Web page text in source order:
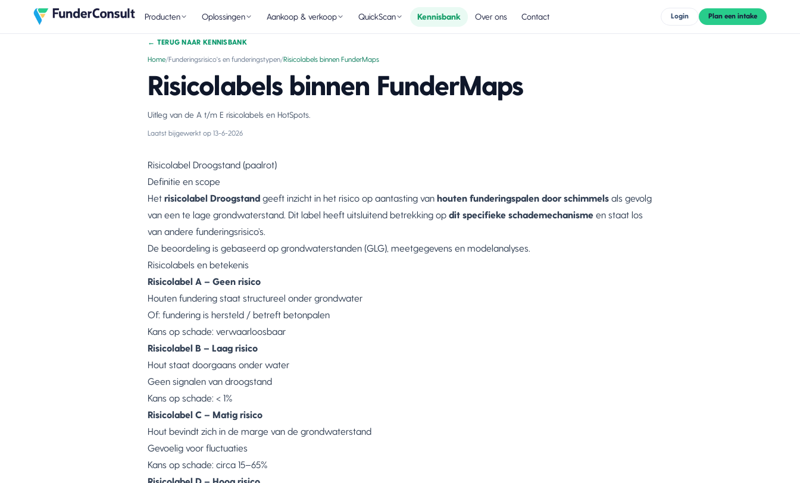
Producten Oplossingen Aankoop & verkoop QuickScan Kennisbank Over ons Contact Login Plan een intake
← TERUG NAAR KENNISBANK
Home/Funderingsrisico's en funderingstypen/Risicolabels binnen FunderMaps
Risicolabels binnen FunderMaps
Uitleg van de A t/m E risicolabels en HotSpots.
Laatst bijgewerkt op 13-6-2026
Risicolabel Droogstand (paalrot)
Definitie en scope
Het risicolabel Droogstand geeft inzicht in het risico op aantasting van houten funderingspalen door schimmels als gevolg
van een te lage grondwaterstand. Dit label heeft uitsluitend betrekking op dit specifieke schademechanisme en staat los
van andere funderingsrisico’s.
De beoordeling is gebaseerd op grondwaterstanden (GLG), meetgegevens en modelanalyses.
Risicolabels en betekenis
Risicolabel A – Geen risico
Houten fundering staat structureel onder grondwater
Of: fundering is hersteld / betreft betonpalen
Kans op schade: verwaarloosbaar
Risicolabel B – Laag risico
Hout staat doorgaans onder water
Geen signalen van droogstand
Kans op schade: < 1%
Risicolabel C – Matig risico
Hout bevindt zich in de marge van de grondwaterstand
Gevoelig voor fluctuaties
Kans op schade: circa 15–65%